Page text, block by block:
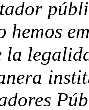
hemos